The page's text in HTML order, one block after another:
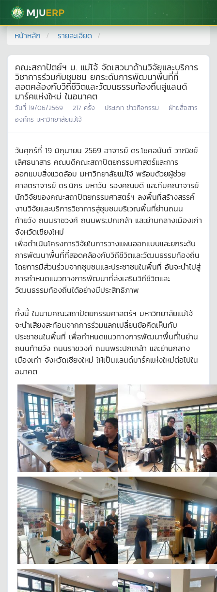
มหาวิทยาลัยแม่โจ้
หน้าหลัก รายละเอียด
คณะสถาปัตย์ฯ ม. แม่โจ้ จัดเสวนาด้านวิจัยและบริการ
วิชาการร่วมกับชุมชน ยกระดับการพัฒนาพื้นที่ที่
สอดคล้องกับวิถีชีวิตและวัฒนธรรมท้องถิ่นสู่แลนด์
มาร์คแห่งใหม่ ในอนาคต
วันที่ 19/06/2569 217 ครั้ง ประเภท ข่าวกิจกรรม
ฝ่ายสื่อสาร
องค์กร มหาวิทยาลัยแม่โจ้
วันศุกร์ที่ 19 มิถุนายน 2569 อาจารย์ ดร.โชคอนันต์ วาณิชย์
เลิศธนาสาร คณบดีคณะสถาปัตยกรรมศาสตร์และการ
ออกแบบสิ่งแวดล้อม มหาวิทยาลัยแม่โจ้ พร้อมด้วยผู้ช่วย
ศาสตราจารย์ ดร.นิกร มหาวัน รองคณบดี และทีมคณาจารย์
นักวิจัยของคณะสถาปัตยกรรมศาสตร์ฯ ลงพื้นที่สร้างสรรค์
งานวิจัยและบริการวิชาการสู่ชุมชนบริเวณพื้นที่ย่านถนน
ท้ายวัง ถนนราชวงศ์ ถนนพระปกเกล้า และย่านกลางเมืองเก่า
จังหวัดเชียงใหม่
เพื่อดำเนินโครงการวิจัยในการวางแผนออกแบบและยกระดับ
การพัฒนาพื้นที่ที่สอดคล้องกับวิถีชีวิตและวัฒนธรรมท้องถิ่น
โดยการมีส่วนร่วมจากชุมชนและประชาชนในพื้นที่ อันจะนำไปสู่
การกำหนดแนวทางการพัฒนาที่ส่งเสริมวิถีชีวิตและ
วัฒนธรรมท้องถิ่นได้อย่างมีประสิทธิภาพ
ทั้งนี้ ในนามคณะสถาปัตยกรรมศาสตร์ฯ มหาวิทยาลัยแม่โจ้
จะนำเสียงสะท้อนจากการร่วมแลกเปลี่ยนข้อคิดเห็นกับ
ประชาชนในพื้นที่ เพื่อกำหนดแนวทางการพัฒนาพื้นที่ในย่าน
ถนนท้ายวัง ถนนราชวงศ์ ถนนพระปกเกล้า และย่านกลาง
เมืองเก่า จังหวัดเชียงใหม่ ให้เป็นแลนด์มาร์คแห่งใหม่ต่อไปใน
อนาคต